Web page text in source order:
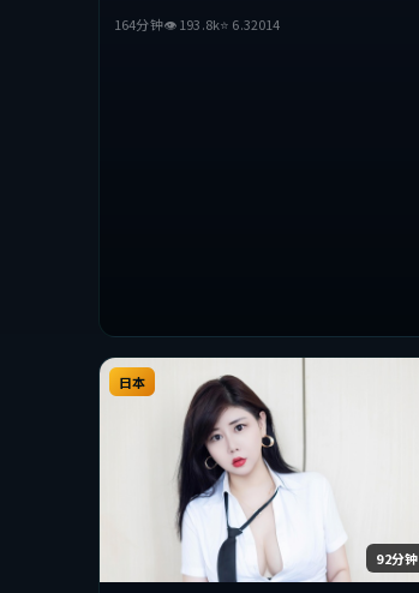
抉择，节奏张弛有度，适合喜欢该类型的观众完
164分钟👁193.8k⭐ 6.32014
92分钟
日本